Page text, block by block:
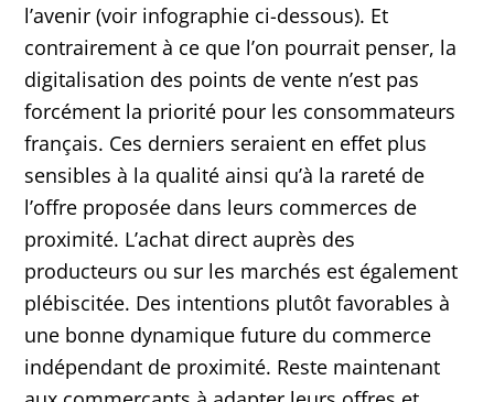
l’avenir (voir infographie ci-dessous). Et
contrairement à ce que l’on pourrait penser, la
digitalisation des points de vente n’est pas
forcément la priorité pour les consommateurs
français. Ces derniers seraient en effet plus
sensibles à la qualité ainsi qu’à la rareté de
l’offre proposée dans leurs commerces de
proximité. L’achat direct auprès des
producteurs ou sur les marchés est également
plébiscitée. Des intentions plutôt favorables à
une bonne dynamique future du commerce
indépendant de proximité. Reste maintenant